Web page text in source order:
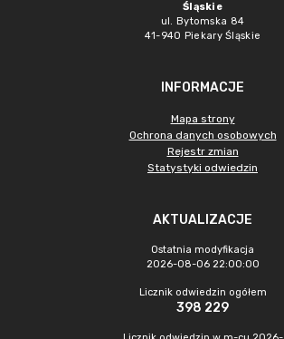
Śląskie
ul. Bytomska 84
41-940 Piekary Śląskie
INFORMACJE
Mapa strony
Ochrona danych osobowych
Rejestr zmian
Statystyki odwiedzin
AKTUALIZACJE
Ostatnia modyfikacja
2026-08-06 22:00:00
Licznik odwiedzin ogółem
398 229